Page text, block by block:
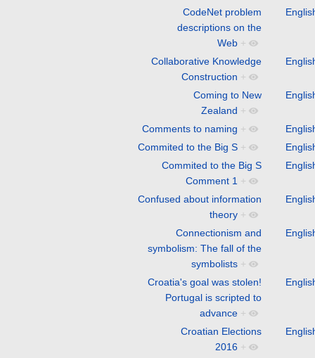
CodeNet problem
descriptions on the
Web +
Collaborative Knowledge
Construction +
Coming to New
Zealand +
Comments to naming +
Commited to the Big S +
Commited to the Big S
Comment 1 +
Confused about information
theory +
Connectionism and
symbolism: The fall of the
symbolists +
Croatia's goal was stolen!
Portugal is scripted to
advance +
Croatian Elections
2016 +